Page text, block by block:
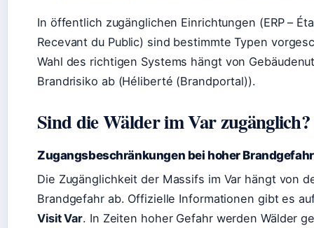
In öffentlich zugänglichen Einrichtungen (ERP –
Recevant du Public) sind bestimmte Typen
Wahl des richtigen Systems hängt von
Brandrisiko ab (Héliberté (Brandportal)).
Sind die Wälder im Var zugänglich?
Zugangsbeschränkungen bei hoher Brandgefahr
Die Zugänglichkeit der Massifs im Var hängt von
Brandgefahr ab. Offizielle Informationen gibt es
Visit Var. In Zeiten hoher Gefahr werden Wälder